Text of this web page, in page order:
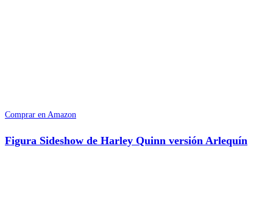
Comprar en Amazon
Figura Sideshow de Harley Quinn versión Arlequín